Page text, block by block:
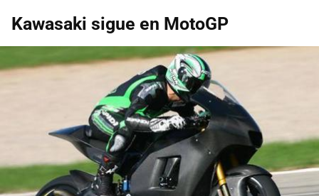
Kawasaki sigue en MotoGP